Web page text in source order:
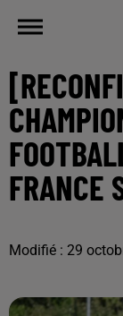
FRANCE
Modifié : 29